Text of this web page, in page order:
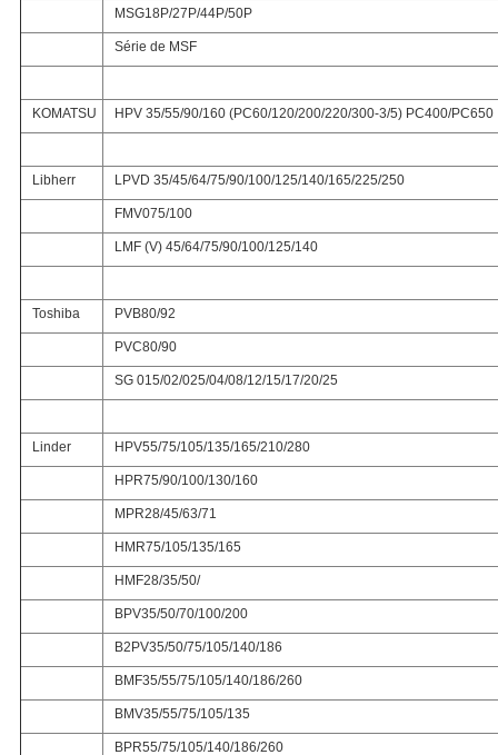
MSG18P/27P/44P/50P
Série de MSF
KOMATSU HPV 35/55/90/160 (PC60/120/200/220/300-3/5) PC400/PC650
Libherr LPVD 35/45/64/75/90/100/125/140/165/225/250
FMV075/100
LMF (V) 45/64/75/90/100/125/140
Toshiba PVB80/92
PVC80/90
SG 015/02/025/04/08/12/15/17/20/25
Linder HPV55/75/105/135/165/210/280
HPR75/90/100/130/160
MPR28/45/63/71
HMR75/105/135/165
HMF28/35/50/
BPV35/50/70/100/200
B2PV35/50/75/105/140/186
BMF35/55/75/105/140/186/260
BMV35/55/75/105/135
BPR55/75/105/140/186/260